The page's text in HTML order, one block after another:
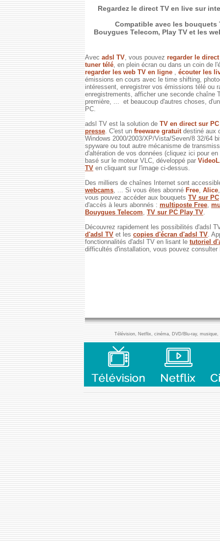
Regardez le direct TV en live sur
Compatible avec les bouquets
Bouygues Telecom, Play TV et les
Avec adsl TV , vous pouvez regarder le
tuner télé , en plein écran ou dans un coin de
regarder les web TV en ligne
écouter les
émissions en cours avec le time shifting,
intéressent, enregistrer vos émissions télé ou
enregistrements, afficher une seconde chaîne
première, ... et beaucoup d'autres choses,
PC.
adsl TV est la solution de TV en direct sur
presse . C'est un freeware gratuit destiné aux
Windows 2000/2003/XP/Vista/Seven/8 32/64
spyware ou tout autre mécanisme de
d'altération de vos données (cliquez ici pour
basé sur le moteur VLC, développé par
TV en cliquant sur l'image ci-dessus.
Des milliers de chaînes Internet sont
webcams , ... Si vous êtes abonné Free Alice
vous pouvez accéder aux bouquets TV sur PC
d'accès à leurs abonnés : multiposte Free
Bouygues Telecom TV sur PC Play TV
Découvrez rapidement les possibilités d'adsl
d'adsl TV et les copies d'écran d'adsl TV .
fonctionnalités d'adsl TV en lisant le tutoriel
difficultés d'installation, vous pouvez
Télévision, Netflix, cinéma, DVD/Blu-ray,